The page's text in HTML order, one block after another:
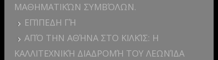
ΜΑΘΗΜΑΤΙΚΏΝ ΣΥΜΒΌΛΩΝ.
ΕΠΊΠΕΔΗ ΓΉ
ΑΠΌ ΤΗΝ ΑΘΉΝΑ ΣΤΟ ΚΙΛΚΊΣ: Η
ΚΑΛΛΙΤΕΧΝΙΚΉ ΔΙΑΔΡΟΜΉ ΤΟΥ ΛΕΩΝΊΔΑ